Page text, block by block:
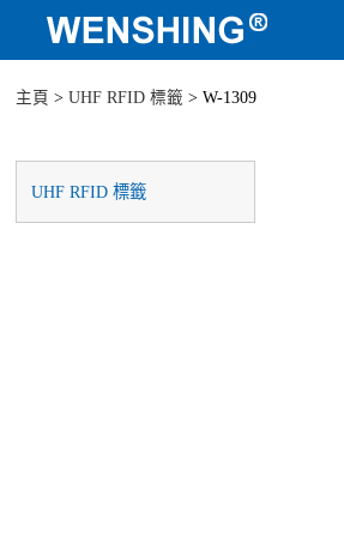
主頁 >UHF RFID 標籤 > W-1309
UHF RFID 標籤